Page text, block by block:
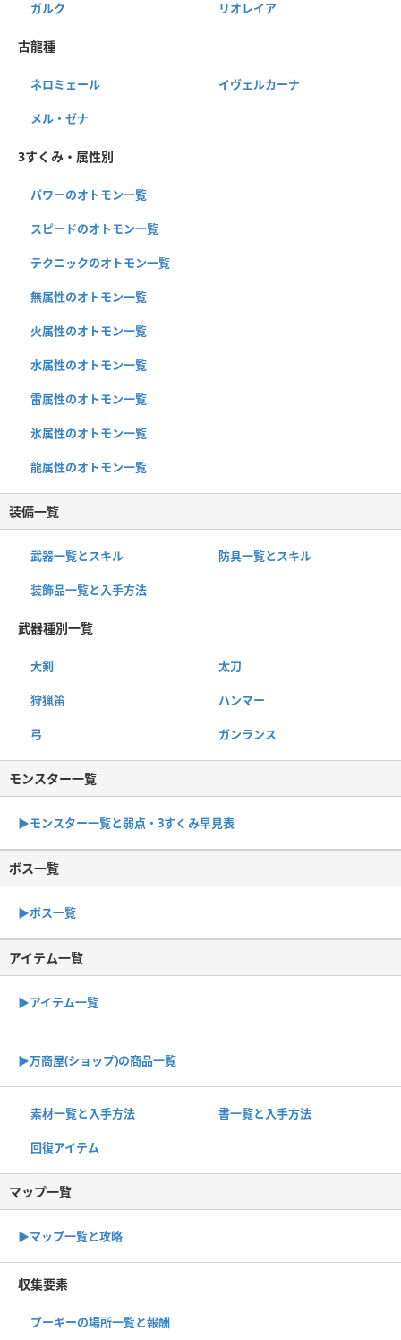
ガルク リオレイア
古龍種
ネロミェール イヴェルカーナ
メル・ゼナ
3すくみ・属性別
パワーのオトモン一覧
スピードのオトモン一覧
テクニックのオトモン一覧
無属性のオトモン一覧
火属性のオトモン一覧
水属性のオトモン一覧
雷属性のオトモン一覧
氷属性のオトモン一覧
龍属性のオトモン一覧
装備一覧
武器一覧とスキル 防具一覧とスキル
装飾品一覧と入手方法
武器種別一覧
大剣 太刀
狩猟笛 ハンマー
弓 ガンランス
モンスター一覧
▶︎モンスター一覧と弱点・3すくみ早見表
ボス一覧
▶︎ボス一覧
アイテム一覧
▶アイテム一覧
▶︎万商屋(ショップ)の商品一覧
素材一覧と入手方法 書一覧と入手方法
回復アイテム
マップ一覧
▶︎マップ一覧と攻略
収集要素
プーギーの場所一覧と報酬